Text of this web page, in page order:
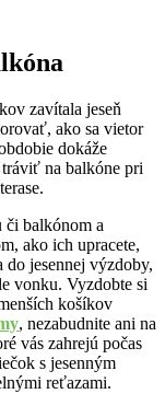
zavítala jeseň
ako sa vietor
dokáže
na balkóne pri
či balkónom a
ako ich upracete,
do jesennej výzdoby,
vonku. Vyzdobte si
košíkov
, nezabudnite ani na
vás zahrejú počas
s jesenným
reťazami.